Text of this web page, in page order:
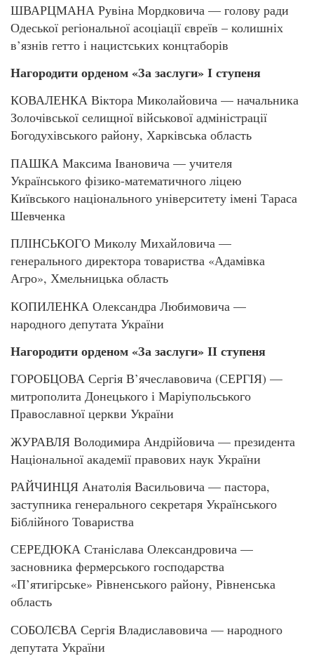
ШВАРЦМАНА Рувіна Мордковича — голову ради
Одеської регіональної асоціації євреїв – колишніх
в’язнів гетто і нацистських концтаборів
Нагородити орденом «За заслуги» І ступеня
КОВАЛЕНКА Віктора Миколайовича — начальника
Золочівської селищної військової адміністрації
Богодухівського району, Харківська область
ПАШКА Максима Івановича — учителя
Українського фізико-математичного ліцею
Київського національного університету імені Тараса
Шевченка
ПЛІНСЬКОГО Миколу Михайловича —
генерального директора товариства «Адамівка
Агро», Хмельницька область
КОПИЛЕНКА Олександра Любимовича —
народного депутата України
Нагородити орденом «За заслуги» ІІ ступеня
ГОРОБЦОВА Сергія В’ячеславовича (СЕРГІЯ) —
митрополита Донецького і Маріупольського
Православної церкви України
ЖУРАВЛЯ Володимира Андрійовича — президента
Національної академії правових наук України
РАЙЧИНЦЯ Анатолія Васильовича — пастора,
заступника генерального секретаря Українського
Біблійного Товариства
СЕРЕДЮКА Станіслава Олександровича —
засновника фермерського господарства
«П’ятигірське» Рівненського району, Рівненська
область
СОБОЛЄВА Сергія Владиславовича — народного
депутата України